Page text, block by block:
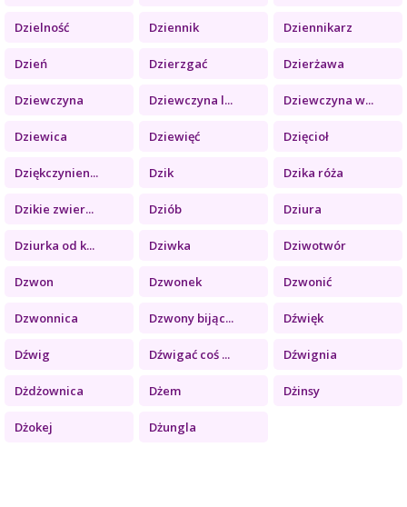
Dzielność Dziennik Dziennikarz
Dzień Dzierzgać Dzierżawa
Dziewczyna Dziewczyna l... Dziewczyna w...
Dziewica Dziewięć Dzięcioł
Dziękczynien... Dzik Dzika róża
Dzikie zwier... Dziób Dziura
Dziurka od k... Dziwka Dziwotwór
Dzwon Dzwonek Dzwonić
Dzwonnica Dzwony bijąc... Dźwięk
Dźwig Dźwigać coś ... Dźwignia
Dżdżownica Dżem Dżinsy
Dżokej Dżungla